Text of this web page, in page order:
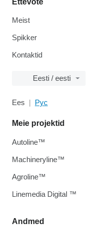
Ettevõte
Meist
Spikker
Kontaktid
Eesti / eesti
Ees Рус
Andmed
Meie projektid
Autoline™
Machineryline™
Agroline™
Linemedia Digital ™